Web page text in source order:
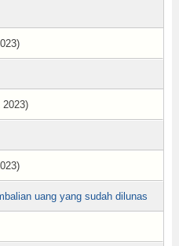
2023)
uang yang sudah dilunas